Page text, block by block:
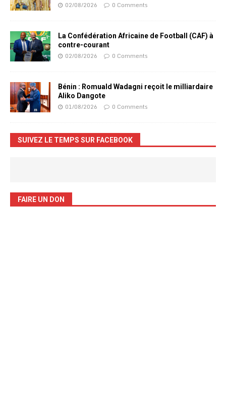
02/08/2026 0 Comments
La Confédération Africaine de Football (CAF) à
contre-courant
02/08/2026 0 Comments
Bénin : Romuald Wadagni reçoit le milliardaire
Aliko Dangote
01/08/2026 0 Comments
SUIVEZ LE TEMPS SUR FACEBOOK
FAIRE UN DON